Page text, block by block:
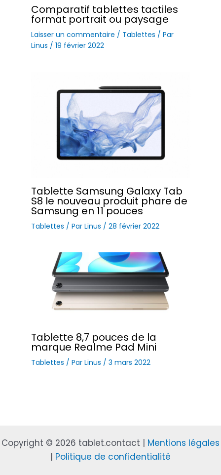
Comparatif tablettes tactiles
format portrait ou paysage
Laisser un commentaire / Tablettes / Par
Linus / 19 février 2022
Tablette Samsung Galaxy Tab
S8 le nouveau produit phare de
Samsung en 11 pouces
Tablettes / Par Linus / 28 février 2022
Tablette 8,7 pouces de la
marque Realme Pad Mini
Tablettes / Par Linus / 3 mars 2022
Copyright © 2026 tablet.contact | Mentions légales
| Politique de confidentialité